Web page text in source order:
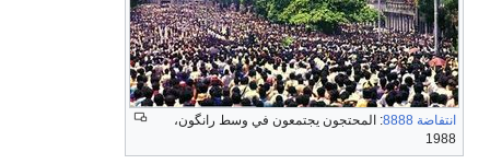
انتفاضة 8888
: المحتجون يجتمعون في وسط رانگون،
1988